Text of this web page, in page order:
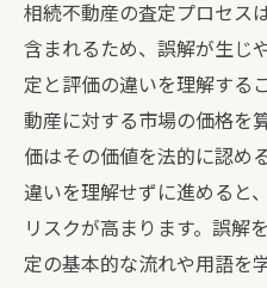
相続不動産の査定プロセス
含まれるため、誤解が生じ
定と評価の違いを理解する
動産に対する市場の価格を
価はその価値を法的に認め
違いを理解せずに進めると
リスクが高まります。誤解
定の基本的な流れや用語を